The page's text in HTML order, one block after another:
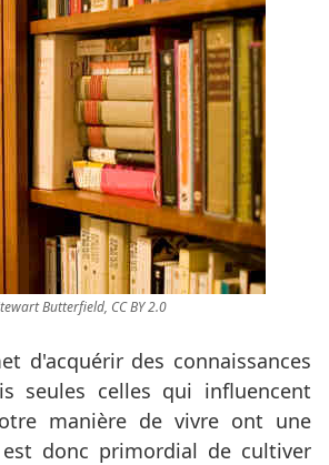
Butterfield, CC BY 2.0
d'acquérir des connaissances
seules celles qui influencent
manière de vivre ont une
donc primordial de cultiver